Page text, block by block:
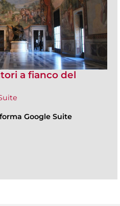
a fianco del
Google Suite